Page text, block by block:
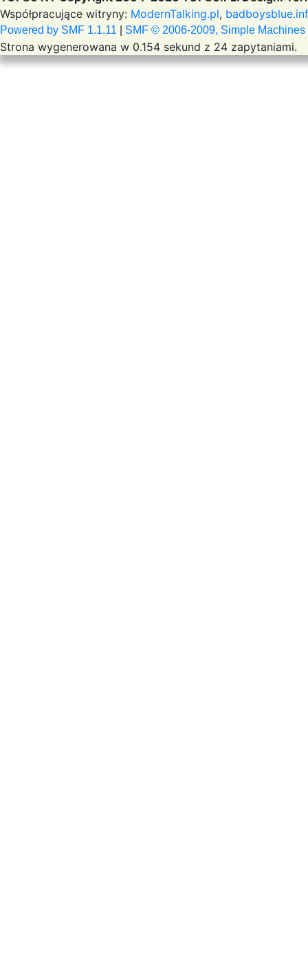
Współpracujące witryny: ModernTalking.pl,
Powered by SMF 1.1.11 SMF © 2006-2009, Simple Machines
Strona wygenerowana w 0.154 sekund z 24 zapytaniami.